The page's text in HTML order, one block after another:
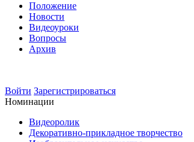
Положение
Новости
Видеоуроки
Вопросы
Архив
Войти Зарегистрироваться
Номинации
Видеоролик
Декоративно-прикладное творчество